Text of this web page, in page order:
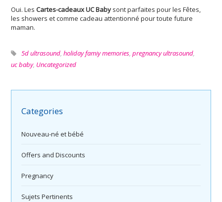
Oui. LesCartes-cadeaux UC Baby sont parfaites pour les Fêtes,
les showers et comme cadeau attentionné pour toute future
maman.
5d ultrasound,holiday famiy memories,pregnancy ultrasound,
uc baby, Uncategorized
Categories
Nouveau-né et bébé
Offers and Discounts
Pregnancy
Sujets Pertinents